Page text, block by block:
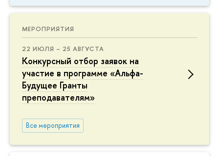
МЕРОПРИЯТИЯ
22 ИЮЛЯ – 25 АВГУСТА
Конкурсный отбор заявок на
участие в программе «Альфа-
Будущее Гранты
преподавателям»
Все мероприятия